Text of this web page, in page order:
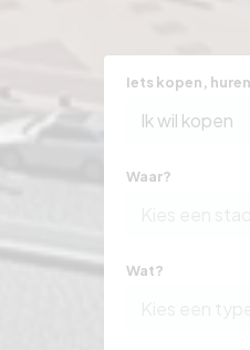
Iets kopen,
Ik wil kopen
Waar?
Wat?